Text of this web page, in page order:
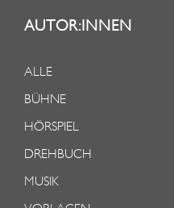
AUTOR:INNEN
ALLE
BÜHNE
HÖRSPIEL
DREHBUCH
MUSIK